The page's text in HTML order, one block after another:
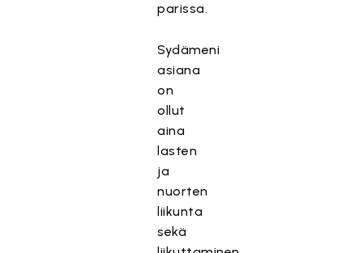
parissa.
Sydämeni
asiana
on
ollut
aina
lasten
ja
nuorten
liikunta
sekä